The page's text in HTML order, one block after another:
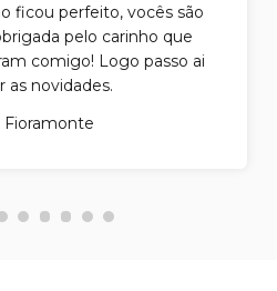
ficou perfeito, vocês são
pelo carinho que
comigo! Logo passo ai
as novidades.
Fioramonte